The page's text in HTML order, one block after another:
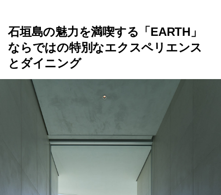
石垣島の魅力を満喫する「EARTH」
ならではの特別なエクスペリエンス
とダイニング